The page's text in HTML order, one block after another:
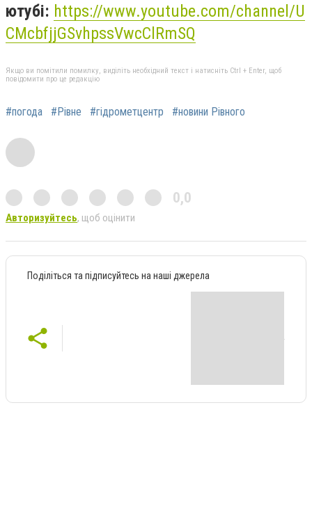
ютубі: https://www.youtube.com/channel/U
CMcbfjjGSvhpssVwcClRmSQ
Якщо ви помітили помилку, виділіть необхідний текст і натисніть Ctrl + Enter, щоб
повідомити про це редакцію
#погода #Рівне #гідрометцентр #новини Рівного
0,0
Авторизуйтесь, щоб оцінити
Поділіться та підписуйтесь на наші джерела